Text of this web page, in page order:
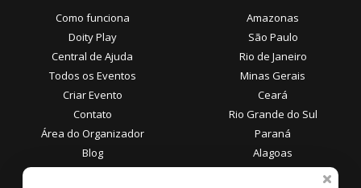
Como funciona
Doity Play
Central de Ajuda
Todos os Eventos
Criar Evento
Contato
Área do Organizador
Blog
Amazonas
São Paulo
Rio de Janeiro
Minas Gerais
Ceará
Rio Grande do Sul
Paraná
Alagoas